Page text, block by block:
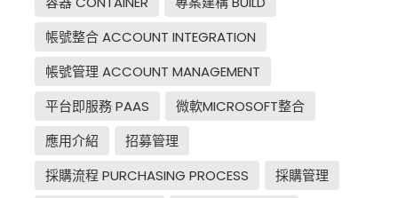
帳號整合 ACCOUNT INTEGRATION
帳號管理 ACCOUNT MANAGEMENT
平台即服務 PAAS
微軟MICROSOFT整合
應用介紹
招募管理
採購流程 PURCHASING PROCESS
採購管理